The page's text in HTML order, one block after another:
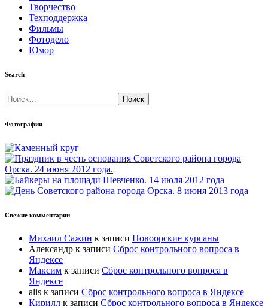
Творчество
Техподдержка
Фильмы
Фотодело
Юмор
Search
Найти:
Фотографии
Свежие комментарии
Михаил Сажин к записи Новоорские курганы
Александр к записи Сброс контрольного вопроса в
Яндексе
Максим к записи Сброс контрольного вопроса в
Яндексе
alis к записи Сброс контрольного вопроса в Яндексе
Кирилл к записи Сброс контрольного вопроса в Яндексе